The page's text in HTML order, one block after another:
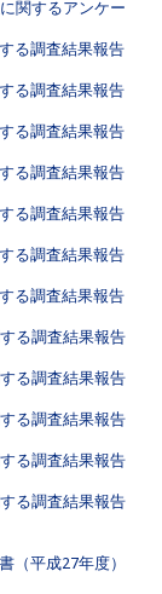
関するアンケー
る調査結果報告
る調査結果報告
る調査結果報告
る調査結果報告
る調査結果報告
る調査結果報告
る調査結果報告
る調査結果報告
る調査結果報告
る調査結果報告
る調査結果報告
る調査結果報告
（平成27年度）